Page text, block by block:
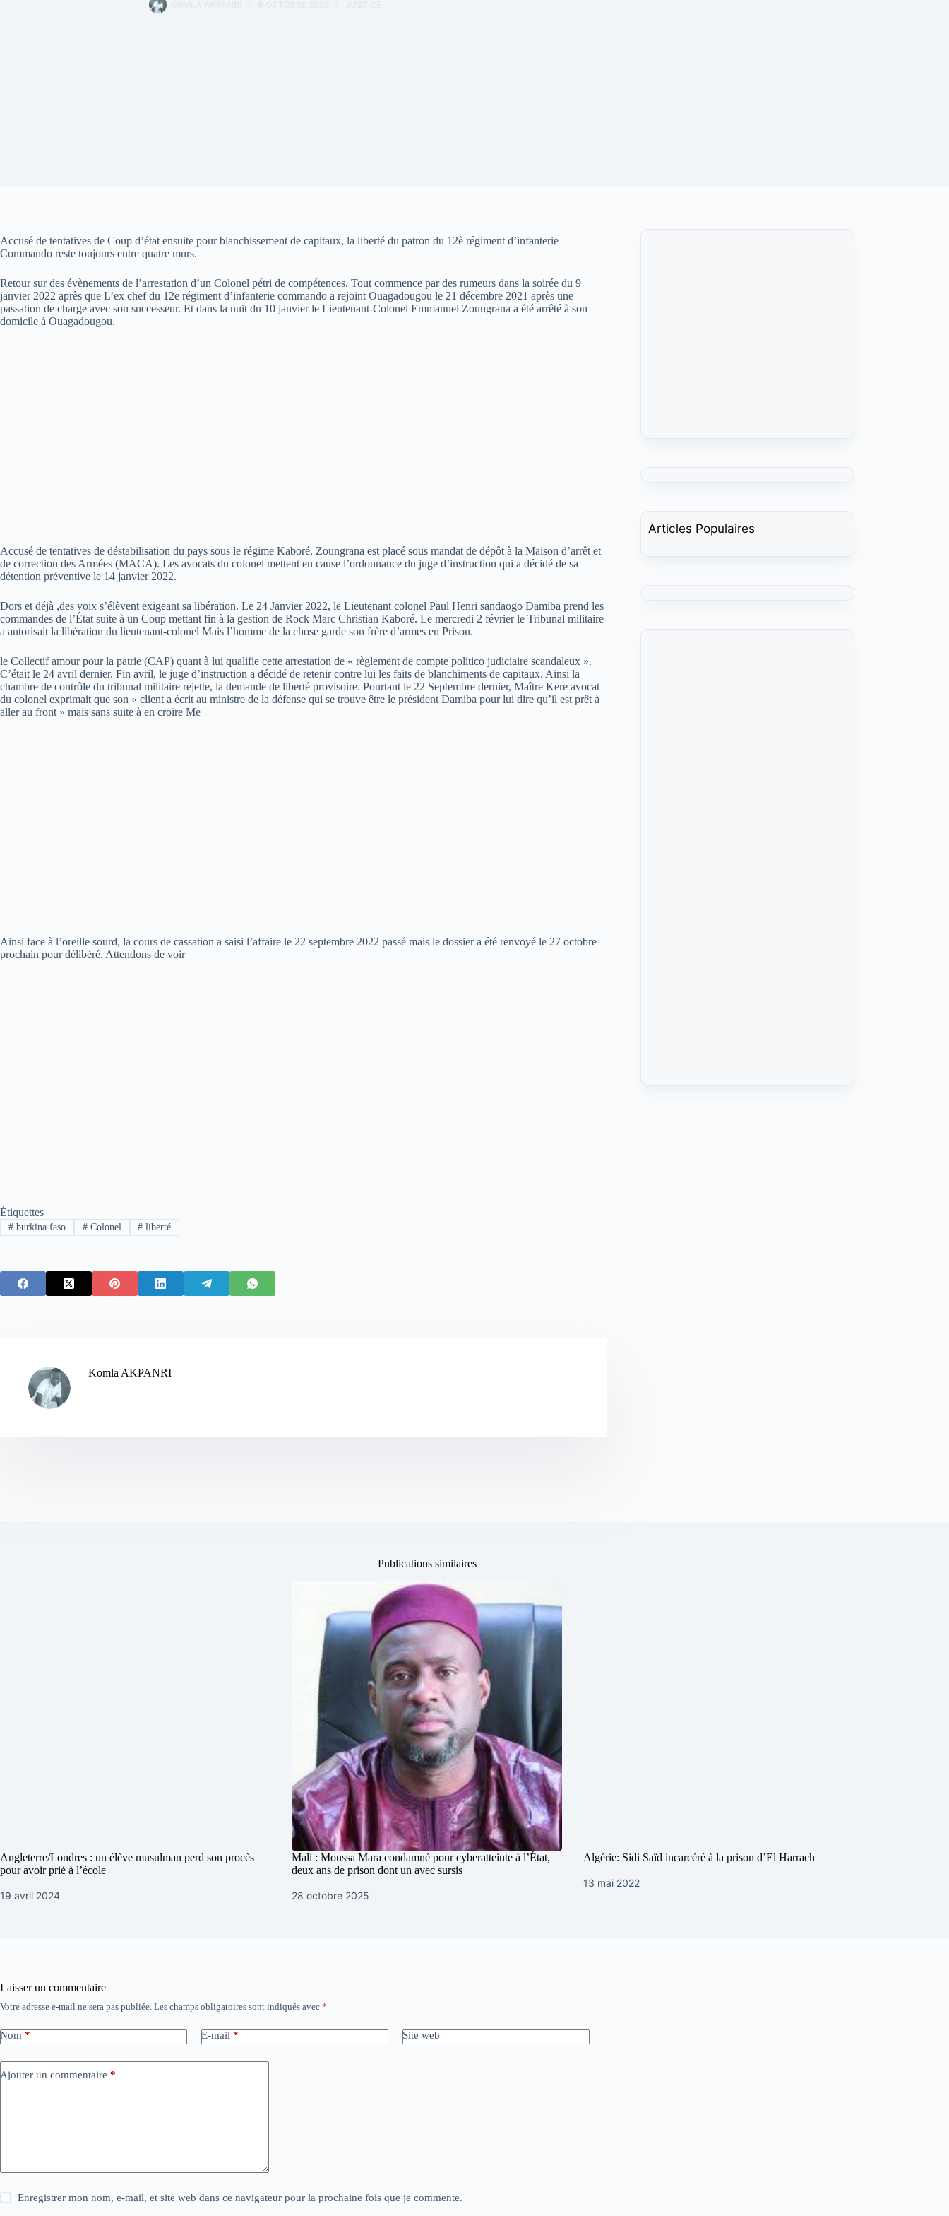
Accusé de tentatives de Coup d’état ensuite pour blanchissement de capitaux, la liberté du patron du 12è régiment d’infanterie
Commando reste toujours entre quatre murs.
Retour sur des évènements de l’arrestation d’un Colonel pétri de compétences. Tout commence par des rumeurs dans la soirée du 9
janvier 2022 après que L’ex chef du 12e régiment d’infanterie commando a rejoint Ouagadougou le 21 décembre 2021 après une
passation de charge avec son successeur. Et dans la nuit du 10 janvier le Lieutenant-Colonel Emmanuel Zoungrana a été arrêté à son
domicile à Ouagadougou.
Accusé de tentatives de déstabilisation du pays sous le régime Kaboré, Zoungrana est placé sous mandat de dépôt à la Maison d’arrêt et
de correction des Armées (MACA). Les avocats du colonel mettent en cause l’ordonnance du juge d’instruction qui a décidé de sa
détention préventive le 14 janvier 2022.
Dors et déjà ,des voix s’élèvent exigeant sa libération. Le 24 Janvier 2022, le Lieutenant colonel Paul Henri sandaogo Damiba prend les
commandes de l’État suite à un Coup mettant fin à la gestion de Rock Marc Christian Kaboré. Le mercredi 2 février le Tribunal militaire
a autorisait la libération du lieutenant-colonel Mais l’homme de la chose garde son frère d’armes en Prison.
le Collectif amour pour la patrie (CAP) quant à lui qualifie cette arrestation de « règlement de compte politico judiciaire scandaleux ».
C’était le 24 avril dernier. Fin avril, le juge d’instruction a décidé de retenir contre lui les faits de blanchiments de capitaux. Ainsi la
chambre de contrôle du tribunal militaire rejette, la demande de liberté provisoire. Pourtant le 22 Septembre dernier, Maître Kere avocat
du colonel exprimait que son « client a écrit au ministre de la défense qui se trouve être le président Damiba pour lui dire qu’il est prêt à
aller au front » mais sans suite à en croire Me
Ainsi face à l’oreille sourd, la cours de cassation a saisi l’affaire le 22 septembre 2022 passé mais le dossier a été renvoyé le 27 octobre
prochain pour délibéré. Attendons de voir
Étiquettes
#burkina faso #Colonel # liberté
Komla AKPANRI
Articles Populaires
Publications similaires
Angleterre/Londres : un élève musulman perd son procès
pour avoir prié à l’école
19 avril 2024
Mali : Moussa Mara condamné pour cyberatteinte à l’État,
deux ans de prison dont un avec sursis
28 octobre 2025
Algérie: Sidi Saïd incarcéré à la prison d’El Harrach
13 mai 2022
Laisser un commentaire
Votre adresse e-mail ne sera pas publiée. Les champs obligatoires sont indiqués avec *
Nom * E-mail * Site web
Ajouter un commentaire *
Enregistrer mon nom, e-mail, et site web dans ce navigateur pour la prochaine fois que je commente.